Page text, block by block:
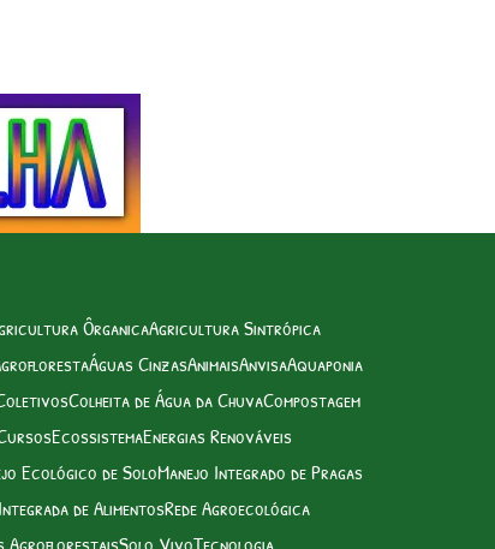
ÔrganicaAgricultura Sintrópica
Águas CinzasAnimaisAnvisaAquaponia
Colheita de Água da ChuvaCompostagem
EcossistemaEnergias Renováveis
Ecológico de SoloManejo Integrado de Pragas
de AlimentosRede Agroecológica